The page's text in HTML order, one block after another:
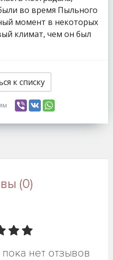
во время Пыльного
момент в некоторых
климат, чем он был
к списку
(0)
нет отзывов